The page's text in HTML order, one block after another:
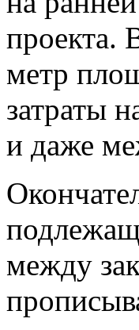
проекта.
метр
затраты
и даже
между